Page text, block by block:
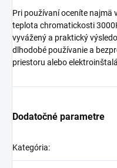
Pri používaní oceníte najmä
teplota chromatickosti
vyvážený a praktický
dlhodobé používanie a
priestoru alebo
Dodatočné parametre
Kategória: